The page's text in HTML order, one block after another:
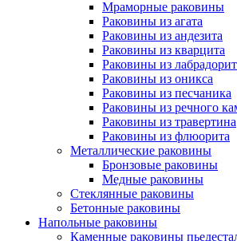
Мраморные раковины
Раковины из агата
Раковины из андезита
Раковины из кварцита
Раковины из
Раковины из оникса
Раковины из песчаника
Раковины из речного
Раковины из травертина
Раковины из флюорита
Металлические раковины
Бронзовые раковины
Медные раковины
Стеклянные раковины
Бетонные раковины
Напольные раковины
Каменные раковины